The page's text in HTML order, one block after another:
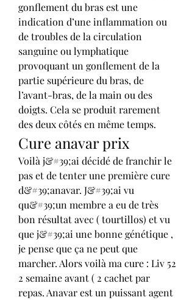
gonflement du bras est une
indication d’une inflammation ou
de troubles de la circulation
sanguine ou lymphatique
provoquant un gonflement de la
partie supérieure du bras, de
l’avant-bras, de la main ou des
doigts. Cela se produit rarement
des deux côtés en même temps.
Cure anavar prix
Voilà j&#39;ai décidé de franchir le
pas et de tenter une première cure
d&#39;anavar. J&#39;ai vu
qu&#39;un membre a eu de très
bon résultat avec ( tourtillos) et vu
que j&#39;ai une bonne génétique ,
je pense que ça ne peut que
marcher. Alors voilà ma cure : Liv 52
2 semaine avant ( 2 cachet par
repas. Anavar est un puissant agent